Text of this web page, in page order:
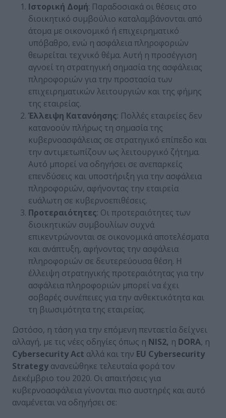
Ιστορική Δομή: Παραδοσιακά οι θέσεις στο
διοικητικό συμβούλιο καταλαμβάνονται από
άτομα με οικονομικό ή επιχειρηματικό
υπόβαθρο, ενώ η ασφάλεια πληροφοριών
θεωρείται τεχνικό θέμα. Αυτή η προσέγγιση
αγνοεί τη στρατηγική σημασία της ασφάλειας
πληροφοριών για την προστασία των
επιχειρηματικών λειτουργιών και της φήμης
της εταιρείας.
Έλλειψη Κατανόησης: Πολλές εταιρείες δεν
κατανοούν πλήρως τη σημασία της
κυβερνοασφάλειας σε στρατηγικό επίπεδο και
την αντιμετωπίζουν ως λειτουργικό ζήτημα.
Αυτό μπορεί να οδηγήσει σε ανεπαρκείς
επενδύσεις και υποστήριξη για την ασφάλεια
πληροφοριών, αφήνοντας την εταιρεία
ευάλωτη σε κυβερνοεπιθέσεις.
Προτεραιότητες: Οι προτεραιότητες των
διοικητικών συμβουλίων συχνά
επικεντρώνονται σε οικονομικά αποτελέσματα
και ανάπτυξη, αφήνοντας την ασφάλεια
πληροφοριών σε δευτερεύουσα θέση. Η
έλλειψη στρατηγικής προτεραιότητας για την
ασφάλεια πληροφοριών μπορεί να έχει
σοβαρές συνέπειες για την ανθεκτικότητα και
τη βιωσιμότητα της εταιρείας.
Ωστόσο, η τάση για την επόμενη πενταετία δείχνει
αλλαγή, με τις νέες οδηγίες όπως η NIS2, η DORA, η
Cybersecurity Act αλλά και την EU Cybersecurity
Strategy ανανεώθηκε τελευταία φορά τον
Δεκέμβριο του 2020. Οι απαιτήσεις για
κυβερνοασφάλεια γίνονται πιο αυστηρές και αυτό
αναμένεται να οδηγήσει σε: